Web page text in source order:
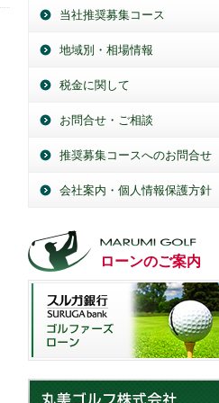
当社推奨募集コース
地域別・相場情報
税金に関して
お問合せ・ご相談
推奨募集コースへのお問合せ
会社案内・個人情報保護方針
ローンのご案内